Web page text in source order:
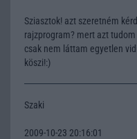
Sziasztok! azt szeretném
rajzprogram? mert azt
csak nem láttam egyetlen
köszi!:)
Szaki
2009-10-23 20:16:01